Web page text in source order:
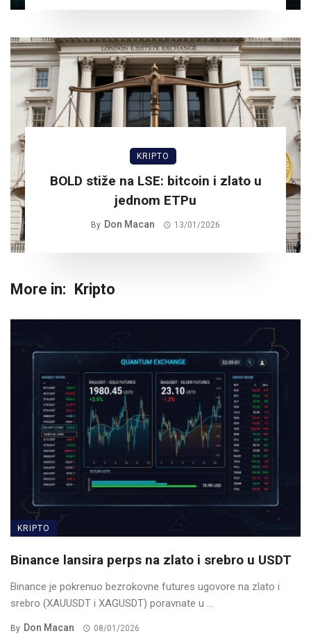
KRIPTO
BOLD stiže na LSE: bitcoin i zlato u
jednom ETPu
By Don Macan 13/01/2026
More in: Kripto
KRIPTO
Binance lansira perps na zlato i srebro u USDT
Binance je pokrenuo bezrokovne futures ugovore na zlato i
srebro (XAUUSDT i XAGUSDT) poravnate u ...
By Don Macan 08/01/2026